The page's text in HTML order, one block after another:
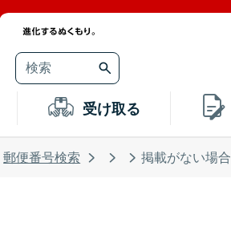
受け取る
郵便番号検索 掲載がない場合